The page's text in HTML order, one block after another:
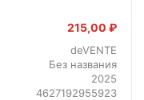
215,00 ₽
deVENTE
Без названия
2025
4627192955923